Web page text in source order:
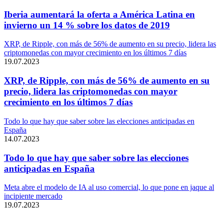
Iberia aumentará la oferta a América Latina en
invierno un 14 % sobre los datos de 2019
XRP, de Ripple, con más de 56% de aumento en su precio, lidera las
criptomonedas con mayor crecimiento en los últimos 7 días
19.07.2023
XRP, de Ripple, con más de 56% de aumento en su
precio, lidera las criptomonedas con mayor
crecimiento en los últimos 7 días
Todo lo que hay que saber sobre las elecciones anticipadas en
España
14.07.2023
Todo lo que hay que saber sobre las elecciones
anticipadas en España
Meta abre el modelo de IA al uso comercial, lo que pone en jaque al
incipiente mercado
19.07.2023